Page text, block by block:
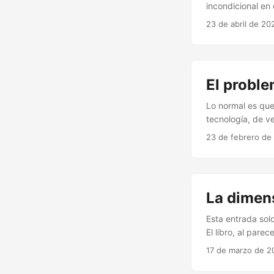
incondicional
blog verdaderas
autores que
me sirve
resumen da a
23 de abril de
El
Lo normal es
tecnología, de
encontrar un
23 de febrero de
La
Esta entrada
El libro, al
enfermedades
17 de marzo de